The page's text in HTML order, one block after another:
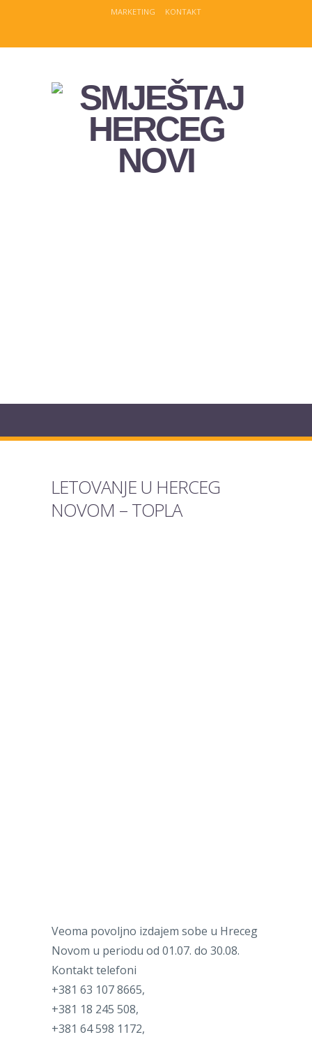
MARKETING KONTAKT
LETOVANJE U HERCEG
NOVOM – TOPLA
Veoma povoljno izdajem sobe u Hreceg
Novom u periodu od 01.07. do 30.08.
Kontakt telefoni
+381 63 107 8665,
+381 18 245 508,
+381 64 598 1172,